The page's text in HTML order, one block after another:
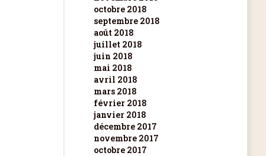
octobre 2018
septembre 2018
août 2018
juillet 2018
juin 2018
mai 2018
avril 2018
mars 2018
février 2018
janvier 2018
décembre 2017
novembre 2017
octobre 2017